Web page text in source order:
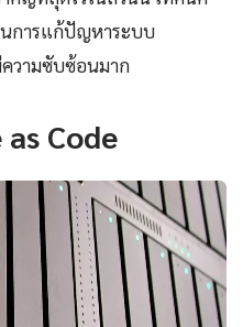
นการแก้ปัญหาระบบ
วามซับซ้อนมาก
Code